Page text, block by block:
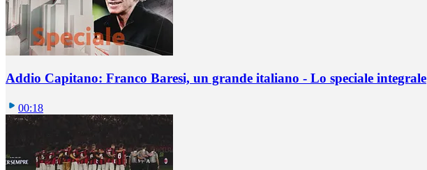
Addio Capitano: Franco Baresi, un grande italiano - Lo speciale integrale
00:18